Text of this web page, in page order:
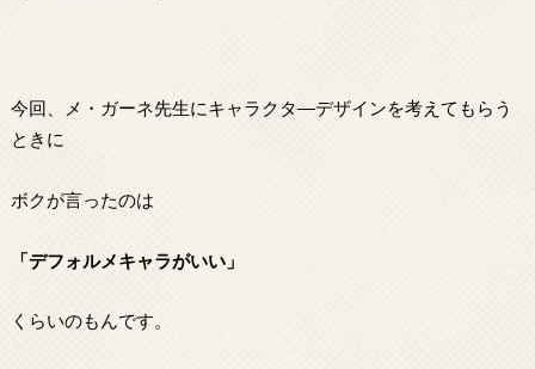
今回、メ・ガーネ先生にキャラクタ―デザインを考えてもらう
ときに
ボクが言ったのは
「デフォルメキャラがいい」
くらいのもんです。